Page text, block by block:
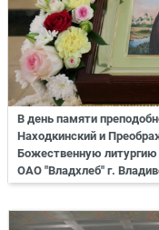
В день памяти
Находкинский и
Божественную
ОАО "Владхлеб" г.